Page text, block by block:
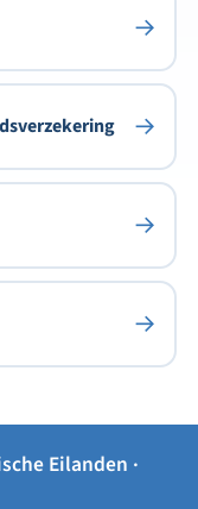
→
verzekering →
→
→
Eilanden ·